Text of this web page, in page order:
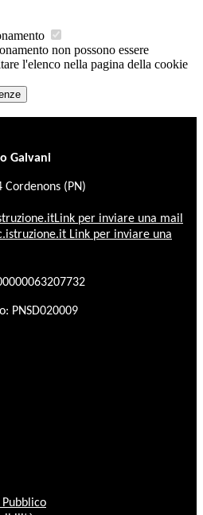
non possono essere
l'elenco nella pagina della cookie
Galvani
Cordenons (PN)
Link per inviare una mail
Link per inviare una
PNSD020009